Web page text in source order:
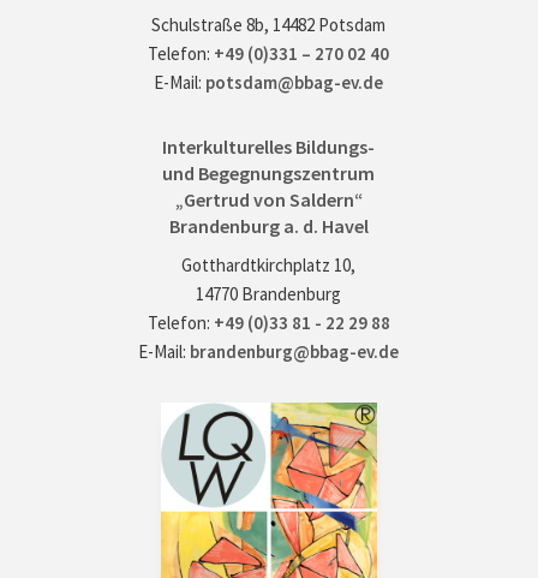
Schulstraße 8b, 14482 Potsdam
Telefon: +49 (0)331 – 270 02 40
E-Mail: potsdam@bbag-ev.de
Interkulturelles Bildungs-
und Begegnungszentrum
„Gertrud von Saldern“
Brandenburg a. d. Havel
Gotthardtkirchplatz 10,
14770 Brandenburg
Telefon: +49 (0)33 81 - 22 29 88
E-Mail: brandenburg@bbag-ev.de